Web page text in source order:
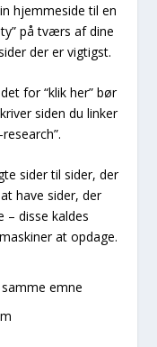
hjemmeside til en
på tværs af dine
der er vigtigst.
for “klik her” bør
siden du linker
sider til sider, der
have sider, der
– disse kaldes
at opdage.
emne